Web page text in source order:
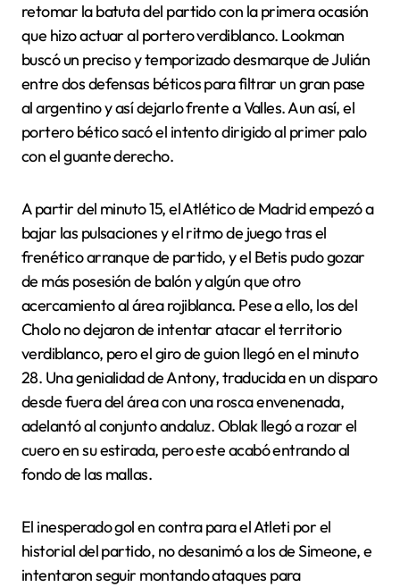
retomar la batuta del partido con la primera ocasión
que hizo actuar al portero verdiblanco. Lookman
buscó un preciso y temporizado desmarque de Julián
entre dos defensas béticos para filtrar un gran pase
al argentino y así dejarlo frente a Valles. Aun así, el
portero bético sacó el intento dirigido al primer palo
con el guante derecho.
A partir del minuto 15, el Atlético de Madrid empezó a
bajar las pulsaciones y el ritmo de juego tras el
frenético arranque de partido, y el Betis pudo gozar
de más posesión de balón y algún que otro
acercamiento al área rojiblanca. Pese a ello, los del
Cholo no dejaron de intentar atacar el territorio
verdiblanco, pero el giro de guion llegó en el minuto
28. Una genialidad de Antony, traducida en un disparo
desde fuera del área con una rosca envenenada,
adelantó al conjunto andaluz. Oblak llegó a rozar el
cuero en su estirada, pero este acabó entrando al
fondo de las mallas.
El inesperado gol en contra para el Atleti por el
historial del partido, no desanimó a los de Simeone, e
intentaron seguir montando ataques para